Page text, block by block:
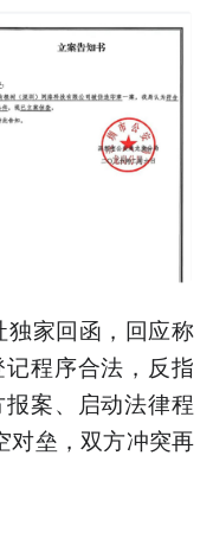
独家回函，回应称
程序合法，反指
案、启动法律程
对垒，双方冲突再